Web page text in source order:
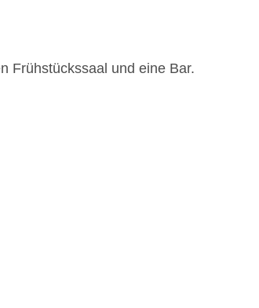
Frühstückssaal und eine Bar.